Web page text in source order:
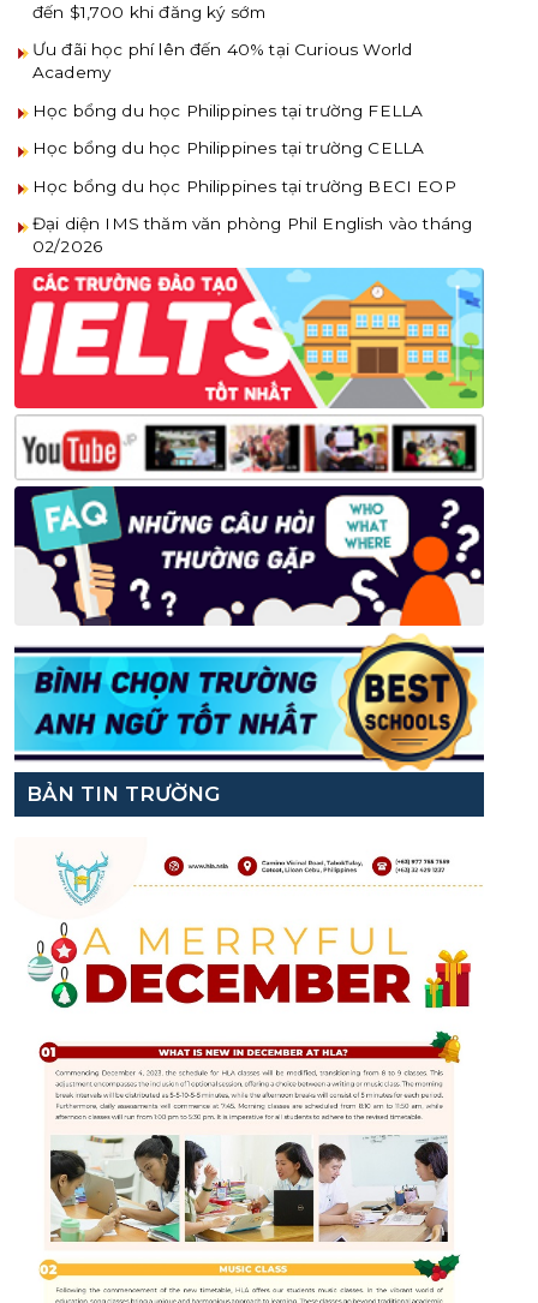
đến $1,700 khi đăng ký sớm
Ưu đãi học phí lên đến 40% tại Curious World
Academy
Học bổng du học Philippines tại trường FELLA
Học bổng du học Philippines tại trường CELLA
Học bổng du học Philippines tại trường BECI EOP
Đại diện IMS thăm văn phòng Phil English vào tháng
02/2026
BẢN TIN TRƯỜNG